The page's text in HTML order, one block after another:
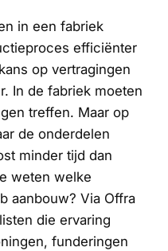
in een fabriek
efficiënter
op vertragingen
In de fabriek moeten
treffen. Maar op
de onderdelen
minder tijd dan
weten welke
aanbouw? Via Offra
die ervaring
funderingen